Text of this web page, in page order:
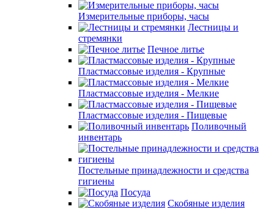
Измерительные приборы, часы
Лестницы и
стремянки
Печное литье
Пластмассовые изделия - Крупные
Пластмассовые изделия - Мелкие
Пластмассовые изделия - Пищевые
Поливочный
инвентарь
Постельные принадлежности и средства
гигиены
Посуда
Скобяные изделия